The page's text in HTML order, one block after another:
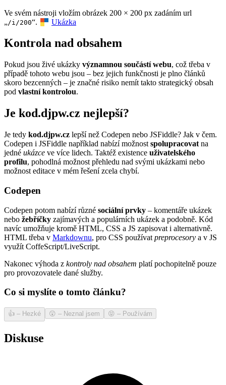
Ve svém nástroji vložím obrázek 200 × 200 px zadáním url
„/i/200“. Ukázka
Kontrola nad obsahem
Pokud jsou živé ukázky významnou součástí webu, což třeba v
případě tohoto webu jsou – bez jejich funkčnosti je plno článků
skoro bezcenných – je značné risiko nemít takto strategický obsah
pod vlastní kontrolou.
Je kod.djpw.cz nejlepší?
Je tedy kod.djpw.cz lepší než Codepen nebo JSFiddle? Jak v čem.
Codepen i JSFiddle například nabízí možnost spolupracovat na
jedné ukázce ve více lidech. Taktéž existence uživatelského
profilu, pohodlná možnost přehledu nad svými ukázkami nebo
možnost editace v mém řešení zcela chybí.
Codepen
Codepen potom nabízí různé sociální prvky – komentáře ukázek
nebo žebříčky zajímavých a populárních ukázek a podobně. Kód
navíc umožňuje kromě HTML, CSS a JS zapisovat i alternativně.
HTML třeba v Markdownu, pro CSS používat preprocesory a v JS
využít CoffeScript/LiveScript.
Nakonec výhoda z kontroly nad obsahem platí pochopitelně pouze
pro provozovatele dané služby.
Co si myslíte o tomto článku?
👍 – Hezké 😲 – Neznal jsem 😝 – Používám
Diskuse